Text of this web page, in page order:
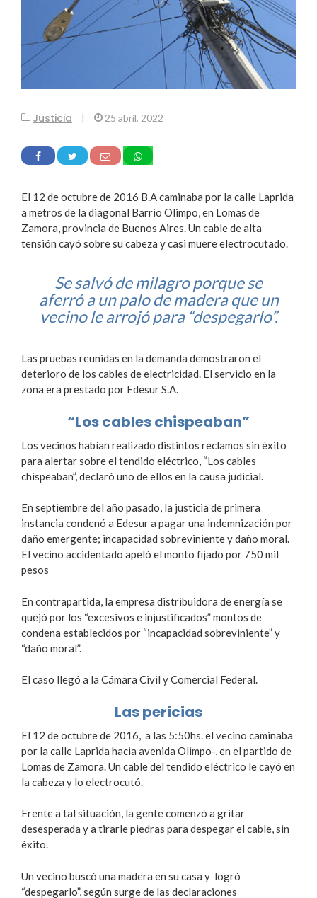
Justicia | 25 abril, 2022
El 12 de octubre de 2016 B.A caminaba por la calle Laprida
a metros de la diagonal Barrio Olimpo, en Lomas de
Zamora, provincia de Buenos Aires. Un cable de alta
tensión cayó sobre su cabeza y casi muere electrocutado.
Se salvó de milagro porque se
aferró a un palo de madera que un
vecino le arrojó para “despegarlo”.
Las pruebas reunidas en la demanda demostraron el
deterioro de los cables de electricidad. El servicio en la
zona era prestado por Edesur S.A.
“Los cables chispeaban”
Los vecinos habían realizado distintos reclamos sin éxito
para alertar sobre el tendido eléctrico, “Los cables
chispeaban”, declaró uno de ellos en la causa judicial.
En septiembre del año pasado, la justicia de primera
instancia condenó a Edesur a pagar una indemnización por
daño emergente; incapacidad sobreviniente y daño moral.
El vecino accidentado apeló el monto fijado por 750 mil
pesos
En contrapartida, la empresa distribuidora de energía se
quejó por los “excesivos e injustificados” montos de
condena establecidos por “incapacidad sobreviniente” y
“daño moral”.
El caso llegó a la Cámara Civil y Comercial Federal.
Las pericias
El 12 de octubre de 2016, a las 5:50hs. el vecino caminaba
por la calle Laprida hacia avenida Olimpo-, en el partido de
Lomas de Zamora. Un cable del tendido eléctrico le cayó en
la cabeza y lo electrocutó.
Frente a tal situación, la gente comenzó a gritar
desesperada y a tirarle piedras para despegar el cable, sin
éxito.
Un vecino buscó una madera en su casa y logró
“despegarlo”, según surge de las declaraciones